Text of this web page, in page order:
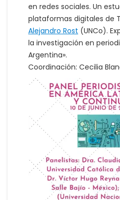
en redes sociales. Un
plataformas digitales de
Alejandro Rost (UNCo).
la investigación en
Argentina».
Coordinación: Cecilia